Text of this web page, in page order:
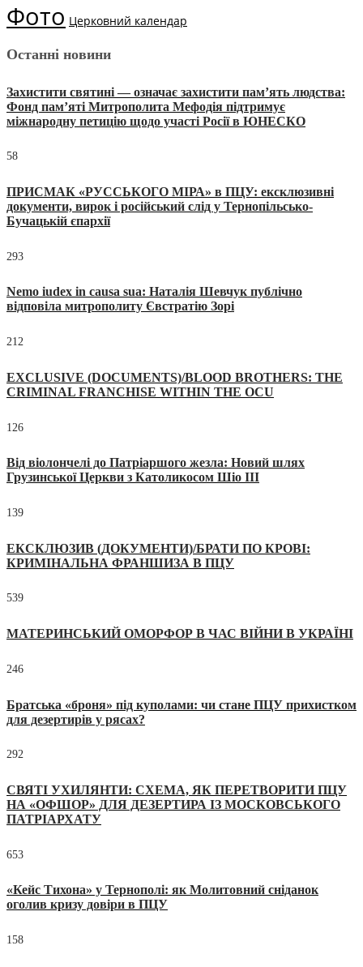
Фото Церковний календар
Останні новини
Захистити святині — означає захистити пам’ять людства:
Фонд пам’яті Митрополита Мефодія підтримує
міжнародну петицію щодо участі Росії в ЮНЕСКО
58
ПРИСМАК «РУССЬКОГО МІРА» в ПЦУ: ексклюзивні
документи, вирок і російський слід у Тернопільсько-
Бучацькій єпархії
293
Nemo iudex in causa sua: Наталія Шевчук публічно
відповіла митрополиту Євстратію Зорі
212
EXCLUSIVE (DOCUMENTS)/BLOOD BROTHERS: THE
CRIMINAL FRANCHISE WITHIN THE OCU
126
Від віолончелі до Патріаршого жезла: Новий шлях
Грузинської Церкви з Католикосом Шіо III
139
ЕКСКЛЮЗИВ (ДОКУМЕНТИ)/БРАТИ ПО КРОВІ:
КРИМІНАЛЬНА ФРАНШИЗА В ПЦУ
539
МАТЕРИНСЬКИЙ ОМОРФОР В ЧАС ВІЙНИ В УКРАЇНІ
246
Братська «броня» під куполами: чи стане ПЦУ прихистком
для дезертирів у рясах?
292
СВЯТІ УХИЛЯНТИ: СХЕМА, ЯК ПЕРЕТВОРИТИ ПЦУ
НА «ОФШОР» ДЛЯ ДЕЗЕРТИРА ІЗ МОСКОВСЬКОГО
ПАТРІАРХАТУ
653
«Кейс Тихона» у Тернополі: як Молитовний сніданок
оголив кризу довіри в ПЦУ
158